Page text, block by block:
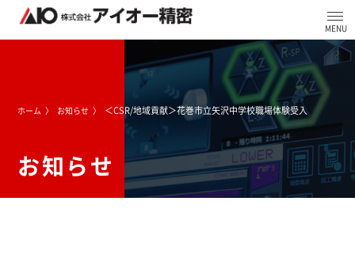
ホーム お知らせ ＜CSR/地域貢献＞花巻市立矢沢中学校職場体験受入
お知らせ